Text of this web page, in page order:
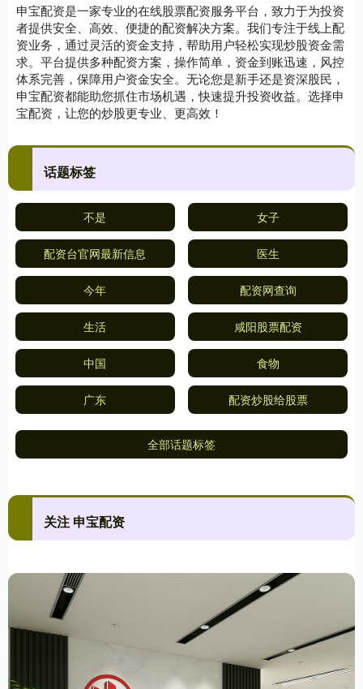
申宝配资是一家专业的在线股票配资服务平台，致力于为投资
者提供安全、高效、便捷的配资解决方案。我们专注于线上配
资业务，通过灵活的资金支持，帮助用户轻松实现炒股资金需
求。平台提供多种配资方案，操作简单，资金到账迅速，风控
体系完善，保障用户资金安全。无论您是新手还是资深股民，
申宝配资都能助您抓住市场机遇，快速提升投资收益。选择申
宝配资，让您的炒股更专业、更高效！
话题标签
不是 女子
配资台官网最新信息 医生
今年 配资网查询
生活 咸阳股票配资
中国 食物
广东 配资炒股给股票
全部话题标签
关注 申宝配资